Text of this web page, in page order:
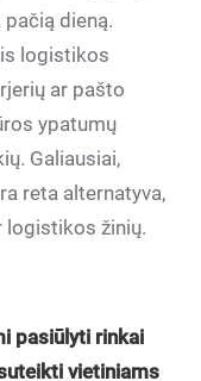
dieną.
logistikos
ar pašto
ypatumų
Galiausiai,
reta alternatyva,
logistikos žinių.
pasiūlyti rinkai
vietiniams